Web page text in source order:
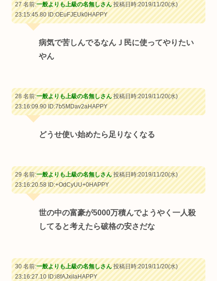
27 名前:一般よりも上級の名無しさん投稿日時:2019/11/20(水)
23:15:45.80ID:OEuFJEUk0HAPPY
病気で苦しんでるなんＪ民に使ってやりたい
やん
28 名前:一般よりも上級の名無しさん投稿日時:2019/11/20(水)
23:16:09.90ID:7b5MDav2aHAPPY
どうせ使い始めたら足りなくなる
29 名前:一般よりも上級の名無しさん投稿日時:2019/11/20(水)
23:16:20.58ID:+OdCyUU+0HAPPY
世の中の富豪が5000万積んでようやく一人殺
してると考えたら破格の安さだな
30 名前:一般よりも上級の名無しさん投稿日時:2019/11/20(水)
23:16:27.10ID:i8fAJxilaHAPPY